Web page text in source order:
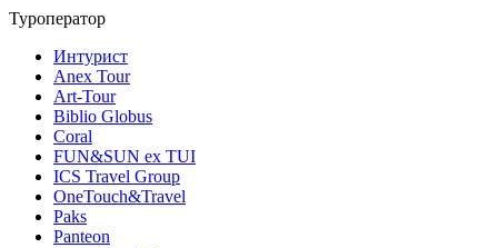
Туроператор
Интурист
Anex Tour
Art-Tour
Biblio Globus
Coral
FUN&SUN ex TUI
ICS Travel Group
OneTouch&Travel
Paks
Panteon